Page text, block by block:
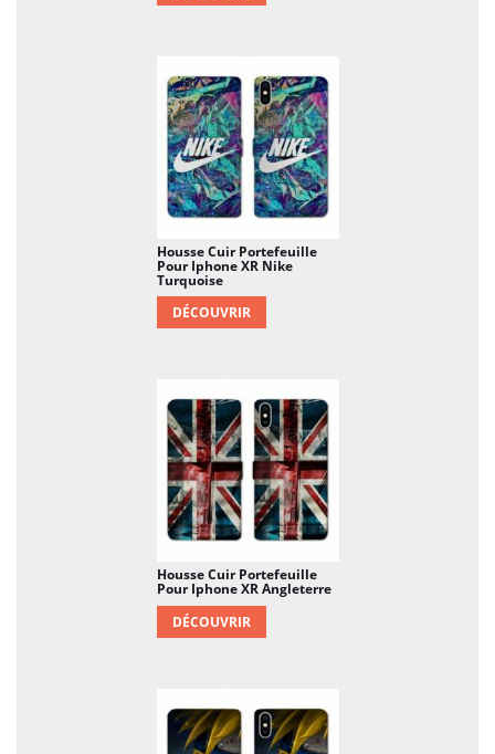
Housse Cuir Portefeuille
Pour Iphone XR Nike
Turquoise
DÉCOUVRIR
Housse Cuir Portefeuille
Pour Iphone XR Angleterre
DÉCOUVRIR